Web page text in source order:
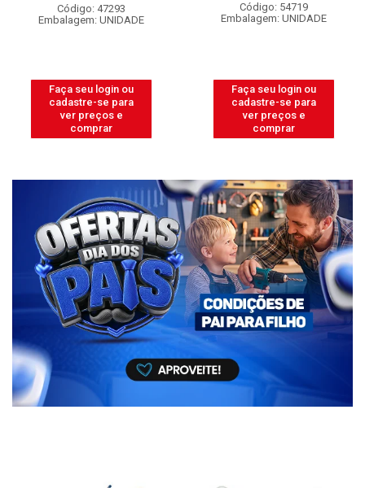
Código: 47293
Embalagem: UNIDADE
Faça seu login ou
cadastre-se para
ver preços e
comprar
Código: 54719
Embalagem: UNIDADE
Faça seu login ou
cadastre-se para
ver preços e
comprar